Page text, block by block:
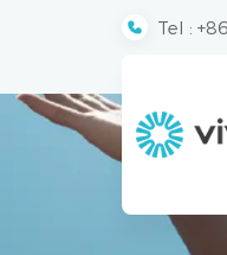
Tel :